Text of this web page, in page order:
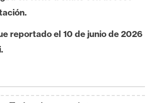
reportado el 10 de junio de 2026